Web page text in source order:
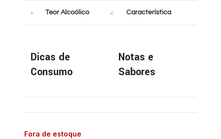
Teor Alcoólico Característica
Dicas de
Consumo
Notas e
Sabores
Fora de estoque